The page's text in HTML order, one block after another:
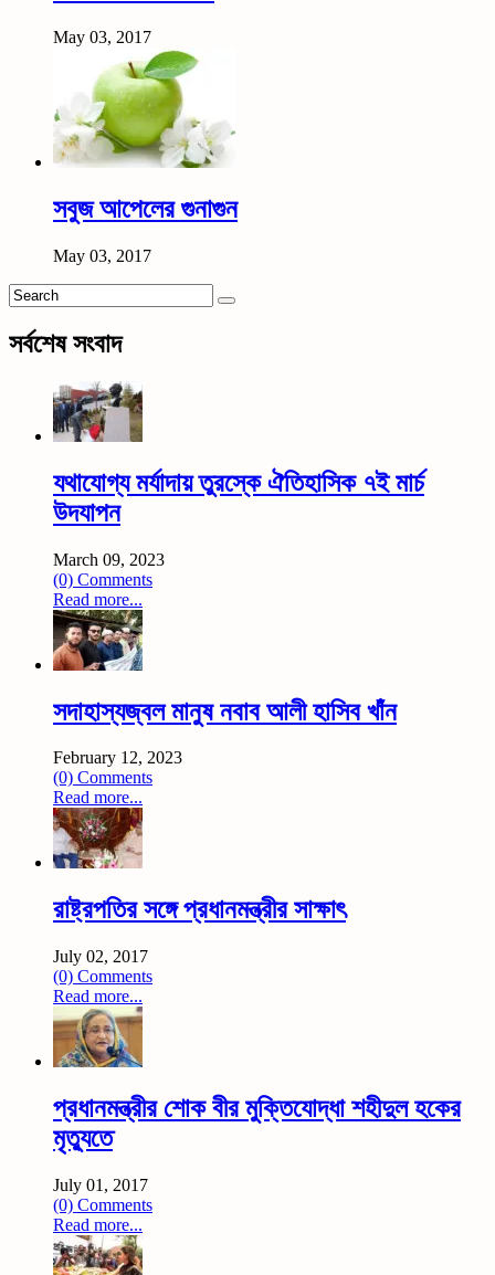
May 03, 2017
সবুজ আপেলের গুনাগুন
May 03, 2017
সর্বশেষ সংবাদ
যথাযোগ্য মর্যাদায় তুরস্কে ঐতিহাসিক ৭ই মার্চ
উদযাপন
March 09, 2023
(0) Comments
Read more...
সদাহাস্যজ্বল মানুষ নবাব আলী হাসিব খাঁন
February 12, 2023
(0) Comments
Read more...
রাষ্ট্রপতির সঙ্গে প্রধানমন্ত্রীর সাক্ষাৎ
July 02, 2017
(0) Comments
Read more...
প্রধানমন্ত্রীর শোক বীর মুক্তিযোদ্ধা শহীদুল হকের
মৃত্যুতে
July 01, 2017
(0) Comments
Read more...